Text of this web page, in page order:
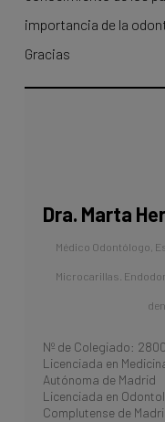
importancia de la
Gracias
Dra. Marta
Médico Odontólogo,
Microcarillas.
Nº de Colegiado:
Licenciada en
Autónoma de Madrid
Licenciada en
Complutense de